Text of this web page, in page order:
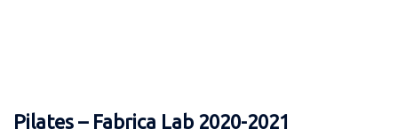
Pilates – Fabrica Lab 2020-2021